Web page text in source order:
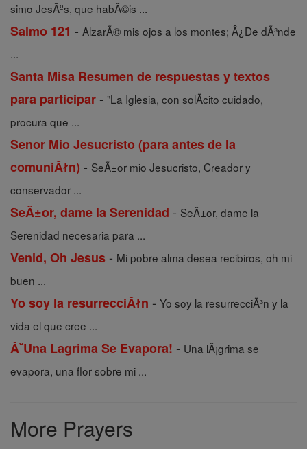
simo JesÃºs, que habÃ©is ...
Salmo 121 - AlzarÃ© mis ojos a los montes; Â¿De dÃ³nde
...
Santa Misa Resumen de respuestas y textos
para participar - "La Iglesia, con solÃ­cito cuidado,
procura que ...
Senor Mio Jesucristo (para antes de la
comuniĂłn) - SeÃ±or mio Jesucristo, Creador y
conservador ...
SeĂ±or, dame la Serenidad - SeÃ±or, dame la
Serenidad necesaria para ...
Venid, Oh Jesus - Mi pobre alma desea recibiros, oh mi
buen ...
Yo soy la resurrecciĂłn - Yo soy la resurrecciÃ³n y la
vida el que cree ...
ÂˇUna Lagrima Se Evapora! - Una lÃ¡grima se
evapora, una flor sobre mi ...
More Prayers